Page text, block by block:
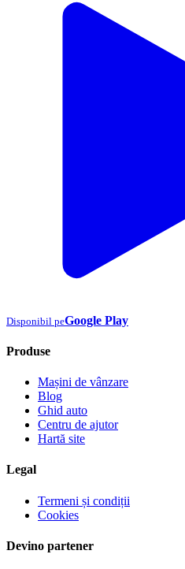
Disponibil peGoogle Play
Produse
Mașini de vânzare
Blog
Ghid auto
Centru de ajutor
Hartă site
Legal
Termeni și condiții
Cookies
Devino partener